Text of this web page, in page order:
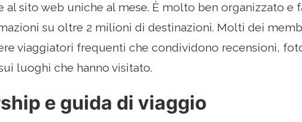
al sito web uniche al mese. È molto ben organizzato e
su oltre 2 milioni di destinazioni. Molti dei
viaggiatori frequenti che condividono recensioni,
luoghi che hanno visitato.
e guida di viaggio